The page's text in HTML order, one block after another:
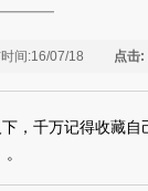
间:16/07/18 点击:
，千万记得收藏